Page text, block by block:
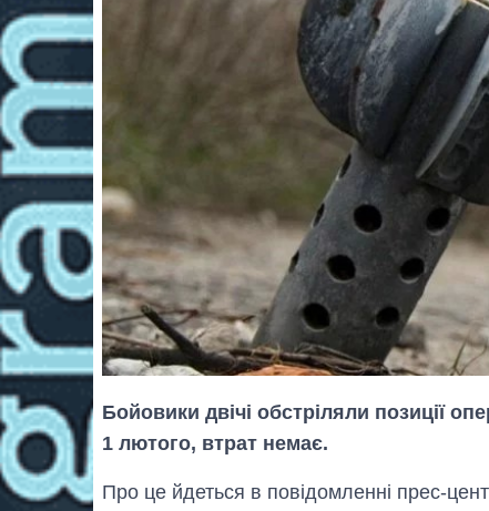
Бойовики двічі обстріляли позиції
1 лютого, втрат немає.
Про це йдеться в повідомленні прес-